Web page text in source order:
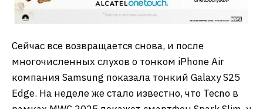
Сейчас все возвращается снова, и после
многочисленных слухов о тонком iPhone Air
компания Samsung показала тонкий Galaxy S25
Edge. На неделе же стало известно, что Tecno в